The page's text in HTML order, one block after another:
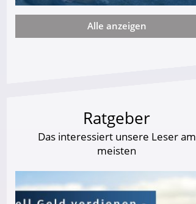
darf Geld behalten!
Alle anzeigen
Ratgeber
Das interessiert unsere Leser am
meisten